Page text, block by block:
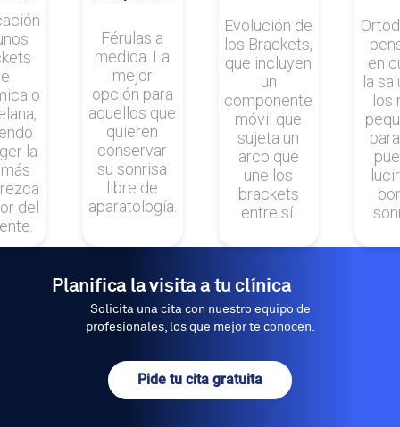
o
la
del
Férulas a
medida. La
mejor
opción para
aquellos que
quieren
conservar
su sonrisa
libre de
aparatología.
Evolución de
los Brackets,
que incluyen
un
componente
móvil que
sujeta un
arco que
une los
brackets
entre sí.
en
la
los
Planifica la visita a tu clínica
Solicita una cita con nuestro equipo de
profesionales, los que mejor te conocen.
Pide tu cita gratuita